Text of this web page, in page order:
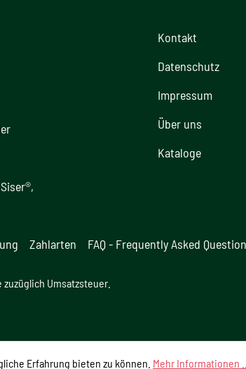
Kontakt
Datenschutz
Impressum
Über uns
Kataloge
Zahlarten FAQ - Frequently Asked
Umsatzsteuer.
Erfahrung bieten zu können. Mehr Informationen ...